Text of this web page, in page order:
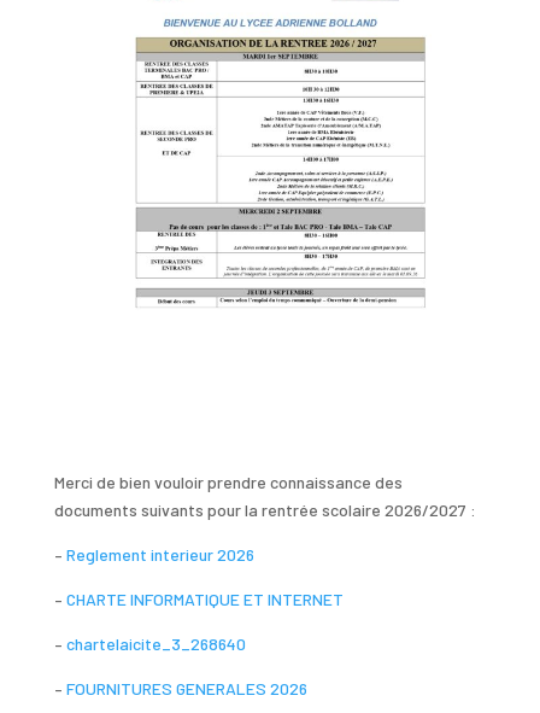
Merci de bien vouloir prendre connaissance des
documents suivants pour la rentrée scolaire 2026/2027 :
– Reglement interieur 2026
– CHARTE INFORMATIQUE ET INTERNET
– chartelaicite_3_268640
– FOURNITURES GENERALES 2026